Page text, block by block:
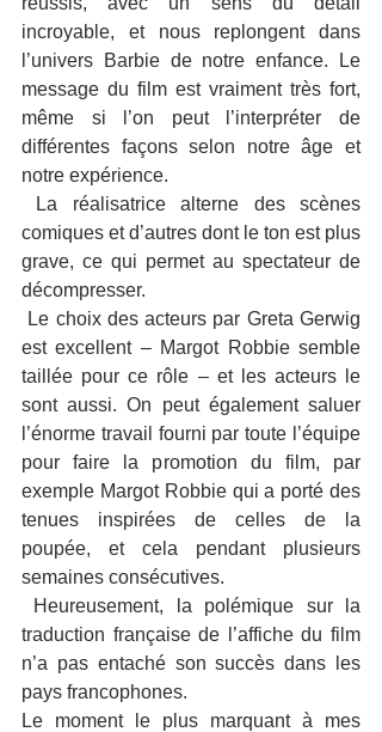
incroyable, et nous replongent dans
l’univers Barbie de notre enfance. Le
message du film est vraiment très fort,
même si l’on peut l’interpréter de
différentes façons selon notre âge et
notre expérience.
comiques et d’autres dont le ton est plus
grave, ce qui permet au spectateur de
décompresser.
est excellent – Margot Robbie semble
taillée pour ce rôle – et les acteurs le
sont aussi. On peut également saluer
l’énorme travail fourni par toute l’équipe
pour faire la promotion du film, par
exemple Margot Robbie qui a porté des
tenues inspirées de celles de la
poupée, et cela pendant plusieurs
semaines consécutives.
traduction française de l’affiche du film
n’a pas entaché son succès dans les
pays francophones.
Le moment le plus marquant à mes